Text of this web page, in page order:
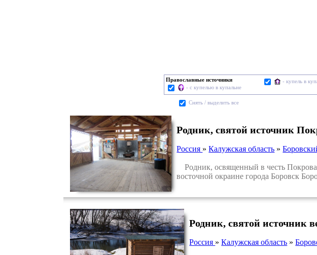
Православные источники
- с купелью в купальне
- купель в
Cнять / выделить все
Родник, святой источник
Россия »Калужская область »
Родник, освященный в честь Покрова
восточной окраине города Боровск
Родник, святой источник
Россия »Калужская область »